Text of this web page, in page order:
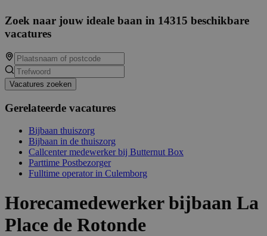
Zoek naar jouw ideale baan in 14315 beschikbare
vacatures
Vacatures zoeken
Gerelateerde vacatures
Bijbaan thuiszorg
Bijbaan in de thuiszorg
Callcenter medewerker bij Butternut Box
Parttime Postbezorger
Fulltime operator in Culemborg
Horecamedewerker bijbaan La
Place de Rotonde